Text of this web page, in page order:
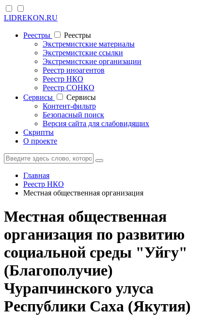
LIDREKON.RU
Реестры
Реестры
Экстремистские материалы
Экстремистские ссылки
Экстремистские организации
Реестр иноагентов
Реестр НКО
Реестр СОНКО
Cервисы
Cервисы
Контент-фильтр
Безопасный поиск
Версия сайта для слабовидящих
Скрипты
О проекте
Главная
Реестр НКО
Местная общественная организация
Местная общественная
организация по развитию
социальной среды "Уйгу"
(Благополучие)
Чурапчинского улуса
Республики Саха (Якутия)